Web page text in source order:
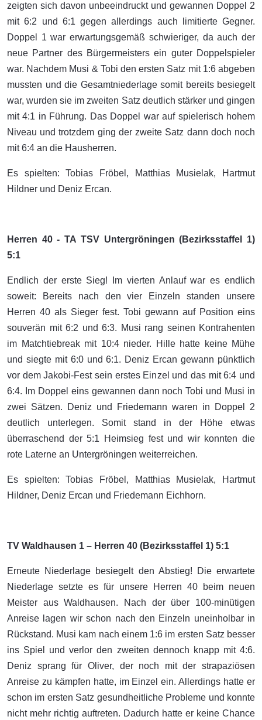
zeigten sich davon unbeeindruckt und gewannen Doppel 2
mit 6:2 und 6:1 gegen allerdings auch limitierte Gegner.
Doppel 1 war erwartungsgemäß schwieriger, da auch der
neue Partner des Bürgermeisters ein guter Doppelspieler
war. Nachdem Musi & Tobi den ersten Satz mit 1:6 abgeben
mussten und die Gesamtniederlage somit bereits besiegelt
war, wurden sie im zweiten Satz deutlich stärker und gingen
mit 4:1 in Führung. Das Doppel war auf spielerisch hohem
Niveau und trotzdem ging der zweite Satz dann doch noch
mit 6:4 an die Hausherren.
Es spielten: Tobias Fröbel, Matthias Musielak, Hartmut
Hildner und Deniz Ercan.
Herren 40 - TA TSV Untergröningen (Bezirksstaffel 1)
5:1
Endlich der erste Sieg! Im vierten Anlauf war es endlich
soweit: Bereits nach den vier Einzeln standen unsere
Herren 40 als Sieger fest. Tobi gewann auf Position eins
souverän mit 6:2 und 6:3. Musi rang seinen Kontrahenten
im Matchtiebreak mit 10:4 nieder. Hille hatte keine Mühe
und siegte mit 6:0 und 6:1. Deniz Ercan gewann pünktlich
vor dem Jakobi-Fest sein erstes Einzel und das mit 6:4 und
6:4. Im Doppel eins gewannen dann noch Tobi und Musi in
zwei Sätzen. Deniz und Friedemann waren in Doppel 2
deutlich unterlegen. Somit stand in der Höhe etwas
überraschend der 5:1 Heimsieg fest und wir konnten die
rote Laterne an Untergröningen weiterreichen.
Es spielten: Tobias Fröbel, Matthias Musielak, Hartmut
Hildner, Deniz Ercan und Friedemann Eichhorn.
TV Waldhausen 1 – Herren 40 (Bezirksstaffel 1) 5:1
Erneute Niederlage besiegelt den Abstieg! Die erwartete
Niederlage setzte es für unsere Herren 40 beim neuen
Meister aus Waldhausen. Nach der über 100-minütigen
Anreise lagen wir schon nach den Einzeln uneinholbar in
Rückstand. Musi kam nach einem 1:6 im ersten Satz besser
ins Spiel und verlor den zweiten dennoch knapp mit 4:6.
Deniz sprang für Oliver, der noch mit der strapaziösen
Anreise zu kämpfen hatte, im Einzel ein. Allerdings hatte er
schon im ersten Satz gesundheitliche Probleme und konnte
nicht mehr richtig auftreten. Dadurch hatte er keine Chance